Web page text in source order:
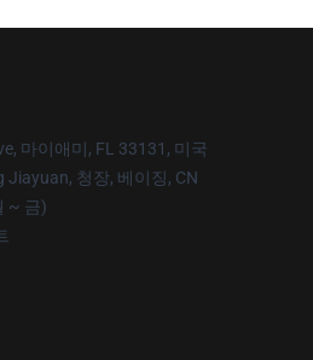
마이애미, FL 33131, 미국
Jiayuan, 청장, 베이징, CN
~ 금)